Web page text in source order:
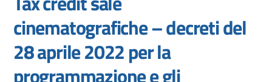
cinematografiche – decreti del
28 aprile 2022 per la
programmazione e gli